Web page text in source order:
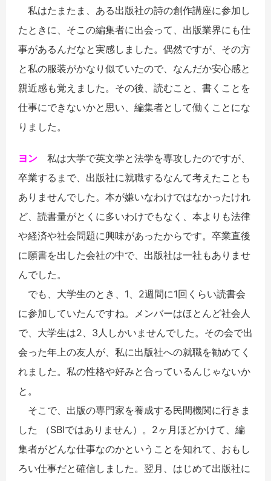
私はたまたま、ある出版社の詩の創作講座に参加し
たときに、そこの編集者に出会って、出版業界にも仕
事があるんだなと実感しました。偶然ですが、その方
と私の服装がかなり似ていたので、なんだか安心感と
親近感も覚えました。その後、読むこと、書くことを
仕事にできないかと思い、編集者として働くことにな
りました。
ヨン 私は大学で英文学と法学を専攻したのですが、
卒業するまで、出版社に就職するなんて考えたことも
ありませんでした。本が嫌いなわけではなかったけれ
ど、読書量がとくに多いわけでもなく、本よりも法律
や経済や社会問題に興味があったからです。卒業直後
に願書を出した会社の中で、出版社は一社もありませ
んでした。
でも、大学生のとき、1、2週間に1回くらい読書会
に参加していたんですね。メンバーはほとんど社会人
で、大学生は2、3人しかいませんでした。その会で出
会った年上の友人が、私に出版社への就職を勧めてく
れました。私の性格や好みと合っているんじゃないか
と。
そこで、出版の専門家を養成する民間機関に行きま
した （SBIではありません）。2ヶ月ほどかけて、編
集者がどんな仕事なのかということを知れて、おもし
ろい仕事だと確信しました。翌月、はじめて出版社に